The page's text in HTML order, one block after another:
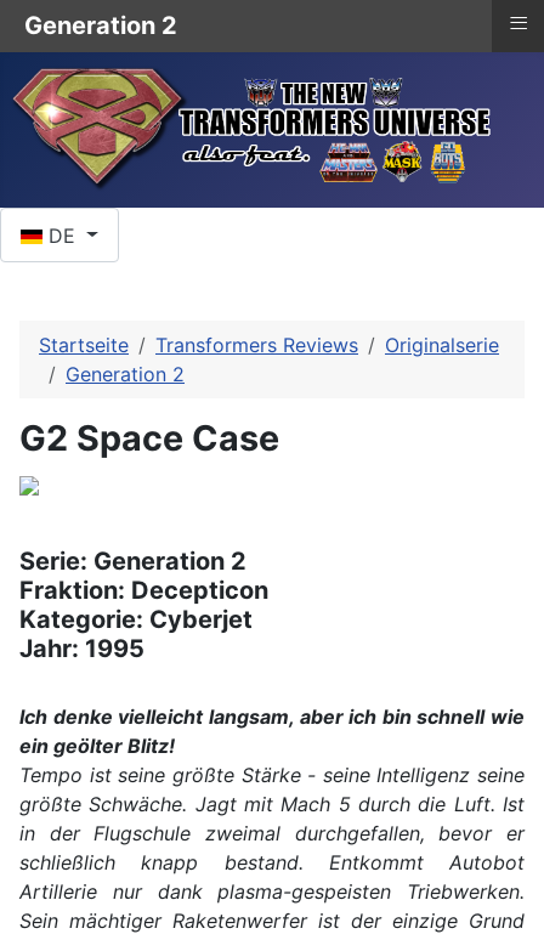
DE
Startseite Transformers Reviews
Originalserie
Generation 2
G2 Space Case
Serie: Generation 2
Fraktion: Decepticon
Kategorie: Cyberjet
Jahr: 1995
Ich denke vielleicht langsam, aber ich bin schnell wie
ein geölter Blitz!
Tempo ist seine größte Stärke - seine Intelligenz seine
größte Schwäche. Jagt mit Mach 5 durch die Luft. Ist
in der Flugschule zweimal durchgefallen, bevor er
schließlich knapp bestand. Entkommt Autobot
Artillerie nur dank plasma-gespeisten Triebwerken.
Sein mächtiger Raketenwerfer ist der einzige Grund
Generation 2 ≡